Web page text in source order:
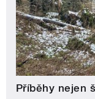
Příběhy nejen